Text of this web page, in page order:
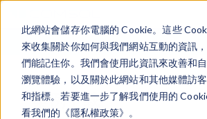
此網站會儲存你電腦的 Cookie。這些
來收集關於你如何與我們網站互動的資訊
們能記住你。我們會使用此資訊來改善和
瀏覽體驗，以及關於此網站和其他媒體訪
和指標。若要進一步了解我們使用的
看我們的《隱私權政策》。
登录
案例下载